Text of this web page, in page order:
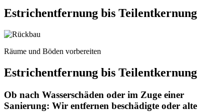
Estrichentfernung bis Teilentkernung
Räume und Böden vorbereiten
Estrichentfernung bis Teilentkernung
Ob nach Wasserschäden oder im Zuge einer
Sanierung: Wir entfernen beschädigte oder alte